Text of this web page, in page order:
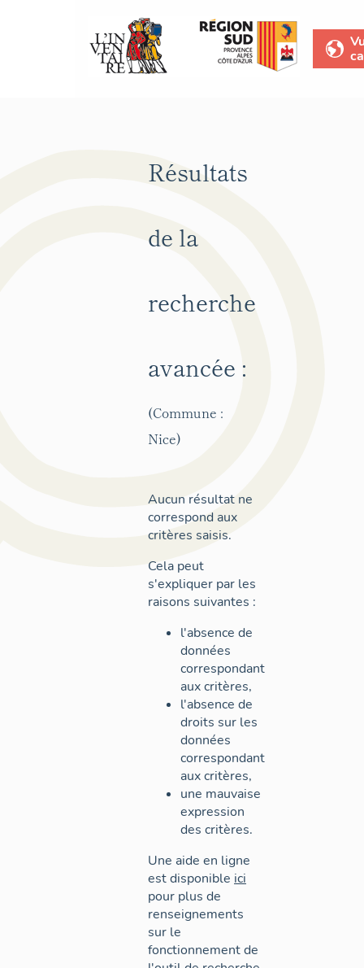
Résultats
de la
recherche
avancée :
(Commune :
Nice)
Aucun résultat ne
correspond aux
critères saisis.
Cela peut
s'expliquer par les
raisons suivantes :
l'absence de
données
correspondant
aux critères,
l'absence de
droits sur les
données
correspondant
aux critères,
une mauvaise
expression
des critères.
Une aide en ligne
est disponible ici
pour plus de
renseignements
sur le
fonctionnement de